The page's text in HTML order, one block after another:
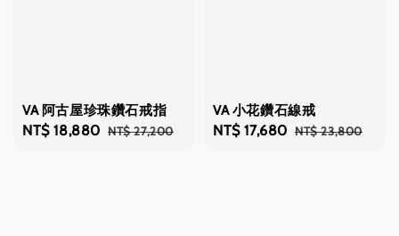
VA 阿古屋珍珠鑽石戒指
Sale
NT$ 18,880 Regular
NT$ 27,200
VA 小花鑽石線戒
Sale
NT$ 17,680 Regular
NT$ 23,800